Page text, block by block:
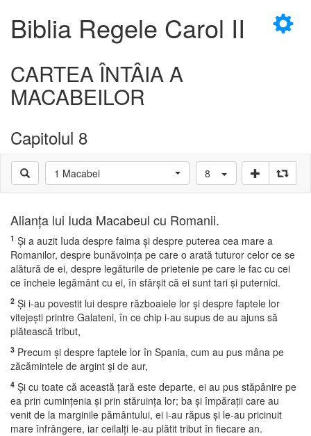
×
Biblia Regele Carol II
CARTEA ÎNTÂIA A
MACABEILOR
Capitolul 8
1 Macabei 8
Alianţa lui Iuda Macabeul cu Romanii.
1 Şi a auzit Iuda despre faima şi despre puterea cea mare a
Romanilor, despre bunăvoinţa pe care o arată tuturor celor ce se
alătură de ei, despre legăturile de prietenie pe care le fac cu cei
ce încheie legământ cu ei, în sfârşit că ei sunt tari şi puternici.
2 Şi i-au povestit lui despre războaiele lor şi despre faptele lor
vitejeşti printre Galateni, în ce chip i-au supus de au ajuns să
plătească tribut,
3 Precum şi despre faptele lor în Spania, cum au pus mâna pe
zăcămintele de argint şi de aur,
4 Şi cu toate că această ţară este departe, ei au pus stăpânire pe
ea prin cuminţenia şi prin stăruinţa lor; ba şi împăraţii care au
venit de la marginile pământului, ei i-au răpus şi le-au pricinuit
mare înfrângere, iar ceilalţi le-au plătit tribut în fiecare an.